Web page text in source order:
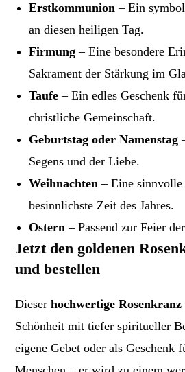
Erstkommunion – Ein
an diesen heiligen Tag.
Firmung – Eine besondere
Sakrament der Stärkung im
Taufe – Ein edles Geschenk
christliche Gemeinschaft.
Geburtstag oder Namenstag
Segens und der Liebe.
Weihnachten – Eine
besinnlichste Zeit des Jahres.
Ostern – Passend zur Feier
Jetzt den goldenen
und bestellen
Dieserhochwertige Rosenkranz
Schönheit mit tiefer spiritueller
eigene Gebet oder als Geschenk